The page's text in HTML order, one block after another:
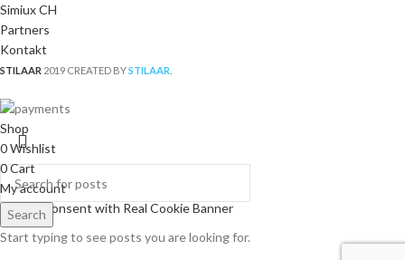
Simiux CH
Partners
Kontakt
STILAAR 2019 CREATED BYSTILAAR
Search
Start typing to see posts you are looking for.
Shop
0Wishlist
0Cart
My account
Cookie Consent with Real Cookie Banner